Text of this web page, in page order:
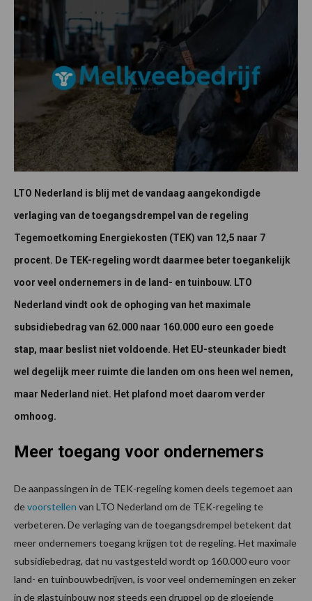
LTO Nederland is blij met de vandaag aangekondigde
verlaging van de toegangsdrempel van de regeling
Tegemoetkoming Energiekosten (TEK) van 12,5 naar 7
procent. De TEK-regeling wordt daarmee beter toegankelijk
voor veel ondernemers in de land- en tuinbouw. LTO
Nederland vindt ook de ophoging van het maximale
subsidiebedrag van 62.000 naar 160.000 euro een goede
stap, maar beslist niet voldoende. Het EU-steunkader biedt
wel degelijk meer ruimte die landen om ons heen wel nemen,
maar Nederland niet. Het plafond moet daarom verder
omhoog.
Meer toegang voor ondernemers
De aanpassingen in de TEK-regeling komen deels tegemoet aan
devoorstellen van LTO Nederland om de TEK-regeling te
verbeteren. De verlaging van de toegangsdrempel betekent dat
meer ondernemers toegang krijgen tot de regeling. Het maximale
subsidiebedrag, dat nu vastgesteld wordt op 160.000 euro voor
land- en tuinbouwbedrijven, is voor veel ondernemingen en zeker
in de glastuinbouw nog steeds een druppel op de gloeiende